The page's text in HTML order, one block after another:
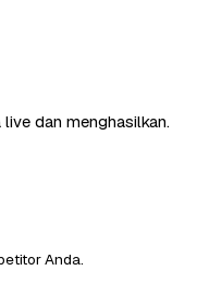
dan menghasilkan.
Anda.